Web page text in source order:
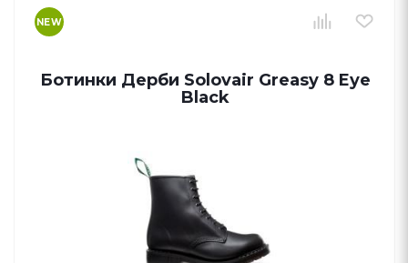
NEW
Ботинки Дерби Solovair Greasy 8 Eye
Black